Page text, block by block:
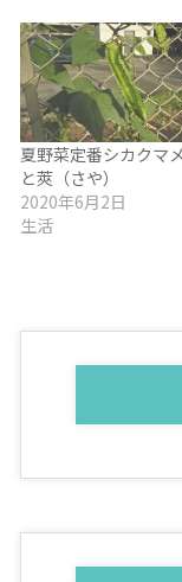
夏野菜定番シカクマ
と莢（さや）
2020年6月2日
生活